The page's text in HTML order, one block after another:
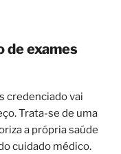
de exames
credenciado vai
Trata-se de uma
a própria saúde
cuidado médico.